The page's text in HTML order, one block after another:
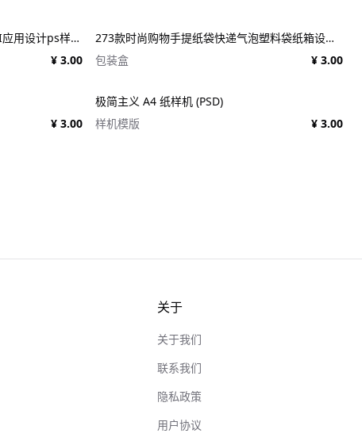
25款施工建筑工地建设工程品牌VI应用设计ps样机素材展示效果图 25x Construction Mockup Bundle Vol.02
¥ 3.00
273款时尚购物手提纸袋快递气泡塑料袋纸箱设计贴图PSD样机 Printhouse Mockups Bundle v.1
包装盒
¥ 3.00
¥ 3.00
极简主义 A4 纸样机 (PSD)
样机模版
¥ 3.00
关于
关于我们
联系我们
隐私政策
用户协议